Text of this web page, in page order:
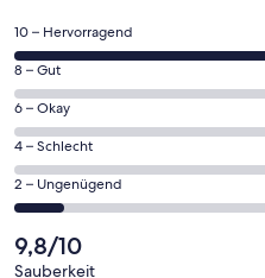
einem
neuen
Fenster
geöffnet
9
von
insgesamt
10
Gästebewertungen
haben
eine
Bewertung
von
10
10 – Hervorragend
0
von
insgesamt
10
Gästebewertungen
haben
Bewertung
von
8 – Gut
0
von
insgesamt
10
Gästebewertungen
haben
eine
6 – Okay
0
von
insgesamt
Gästebewertungen
haben
4 – Schlecht
1
von
insgesamt
10
2 – Ungenügend
9,8/10
Sauberkeit